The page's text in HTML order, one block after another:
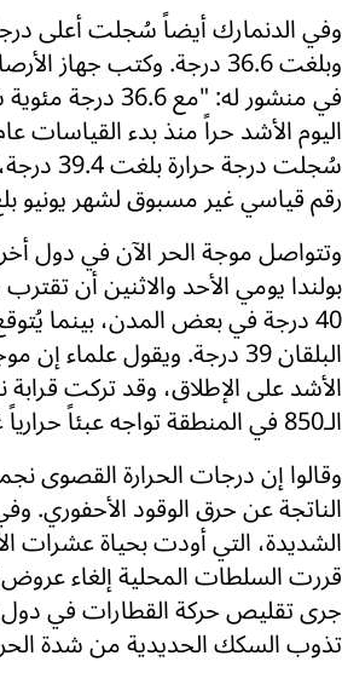
وفي الدنمارك أيضاً سُجلت أعلى
وبلغت 36.6 درجة. وكتب جهاز
في منشور له: "مع
سُجلت
رقم قياسي غير مسبوق لشهر يونيو بلغ 37.1
وتتواصل موجة الحر الآن في دول
بولندا يومي الأحد والاثنين أن
40 درجة في بعض المدن، بينما
البلقان 39 درجة. ويقول علماء
الأشد على الإطلاق، وقد تركت
الـ850 في المنطقة تواجه عبئاً حرارياً غير مسبوق.
وقالوا إن درجات الحرارة القصوى
الناتجة عن حرق الوقود الأحفوري.
الشديدة، التي أودت بحياة عشرات
قررت السلطات المحلية إلغاء
جرى تقليص حركة القطارات في
تذوب السكك الحديدية من شدة